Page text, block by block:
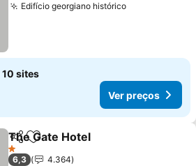
Edifício georgiano históricoVer preços
10 sites
Ver preços
PartilharAdicionar aos favoritos
The Gate Hotel
1 Estrelas
6,3
4.364